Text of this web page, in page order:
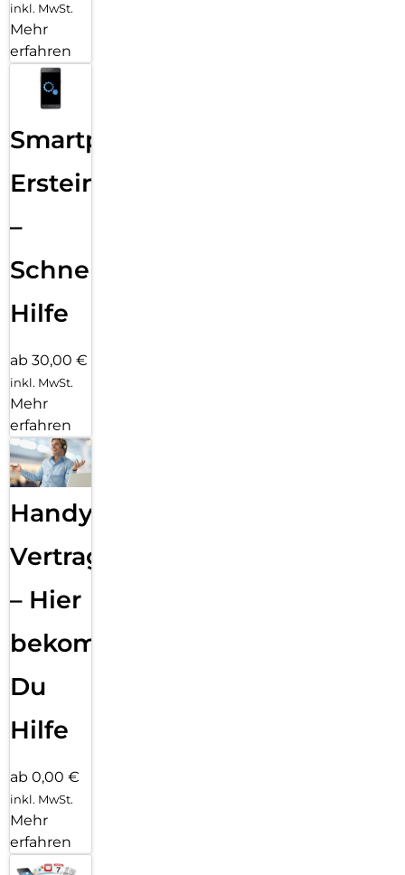
inkl. MwSt.
Mehr
erfahren
Smartphone
Ersteinrichtung
–
Schnelle
Hilfe
ab 30,00 €
inkl. MwSt.
Mehr
erfahren
Handy
Vertragsabwicklung
– Hier
bekommst
Du
Hilfe
ab 0,00 €
inkl. MwSt.
Mehr
erfahren